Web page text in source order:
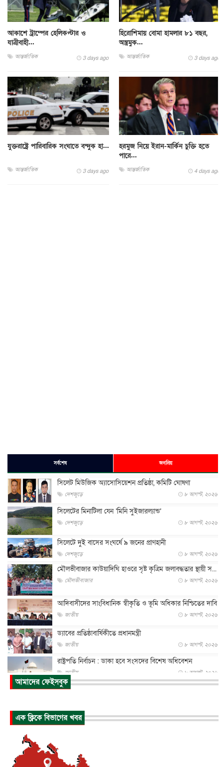
আকাশে ট্রাম্পের হেলিকপ্টার ও
যাত্রীবাহী...
আন্তর্জাতিক 3 days ago
হিরোশিমায় বোমা হামলার ৮১ বছর,
অস্ত্রমুক...
আন্তর্জাতিক 3 days ago
যুক্তরাষ্ট্রে পারিবারিক সংঘাতে বন্দুক হা...
আন্তর্জাতিক 3 days ago
হরমুজ নিয়ে ইরান-মার্কিন চুক্তি হতে
পারে...
আন্তর্জাতিক 4 days ago
সর্বশেষ জনপ্রিয়
সিলেট মিউজিক অ্যাসোসিয়েশন প্রতিষ্ঠা, কমিটি ঘোষণা
দেশজুড়ে ৮ আগস্ট, ২০২৬
সিলেটের মিনাটিলা যেন ‘মিনি সুইজারল্যান্ড’
দেশজুড়ে ৮ আগস্ট, ২০২৬
সিলেটে দুই বাসের সংঘর্ষে ৯ জনের প্রাণহানী
দেশজুড়ে ৮ আগস্ট, ২০২৬
মৌলভীবাজার কাউয়াদিঘি হাওরে সৃষ্ট কৃত্রিম জলাবদ্ধতার স্থায়ী স...
মৌলভীবাজার ৮ আগস্ট, ২০২৬
আদিবাসীদের সাংবিধানিক স্বীকৃতি ও ভূমি অধিকার নিশ্চিতের দাবি
জাতীয় ৮ আগস্ট, ২০২৬
ড্যাবের প্রতিষ্ঠাবার্ষিকীতে প্রধানমন্ত্রী
জাতীয় ৮ আগস্ট, ২০২৬
রাষ্ট্রপতি নির্বাচন : ডাকা হবে সংসদের বিশেষ অধিবেশন
জাতীয় ৮ আগস্ট, ২০২৬
প্রধানমন্ত্রীর সঙ্গে সাক্ষাতে খুদে শিল্পী অনুশ্রী রায়ের স্বপ...
পাকিস্তান-তুরস্কের সঙ্গে প্রতিরক্ষা চুক্তি সৌদি আরবকে কতটা ন...
যুক্তরাজ্যে গ্রুমিং কেলেঙ্কারি : পাকিস্তানির অপরাধে অস্বস্তি...
আন্তর্জাতিক
আমাদের ফেইসবুক
এক ক্লিকে বিভাগের খবর